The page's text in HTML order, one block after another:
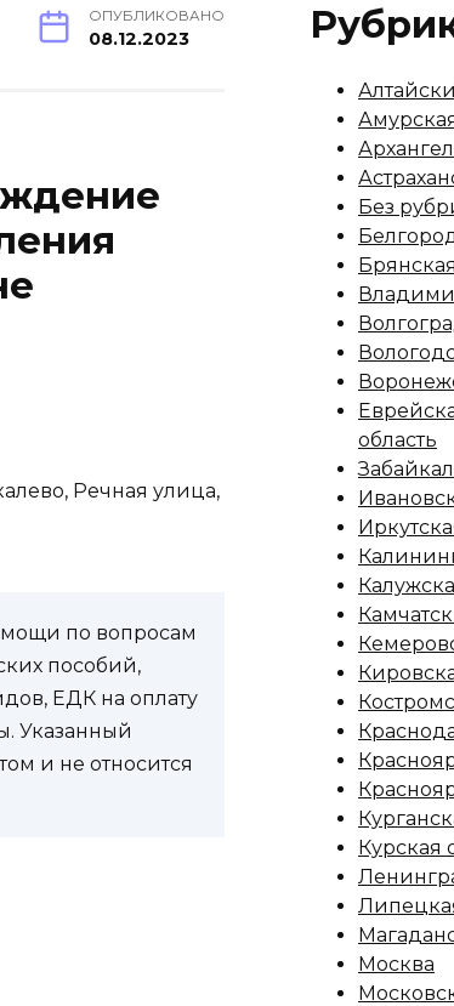
ОПУБЛИКОВАНО
08.12.2023
Речная улица,
по вопросам
пособий,
ЕДК на оплату
Указанный
и не относится
Без
область
Курская
Москва